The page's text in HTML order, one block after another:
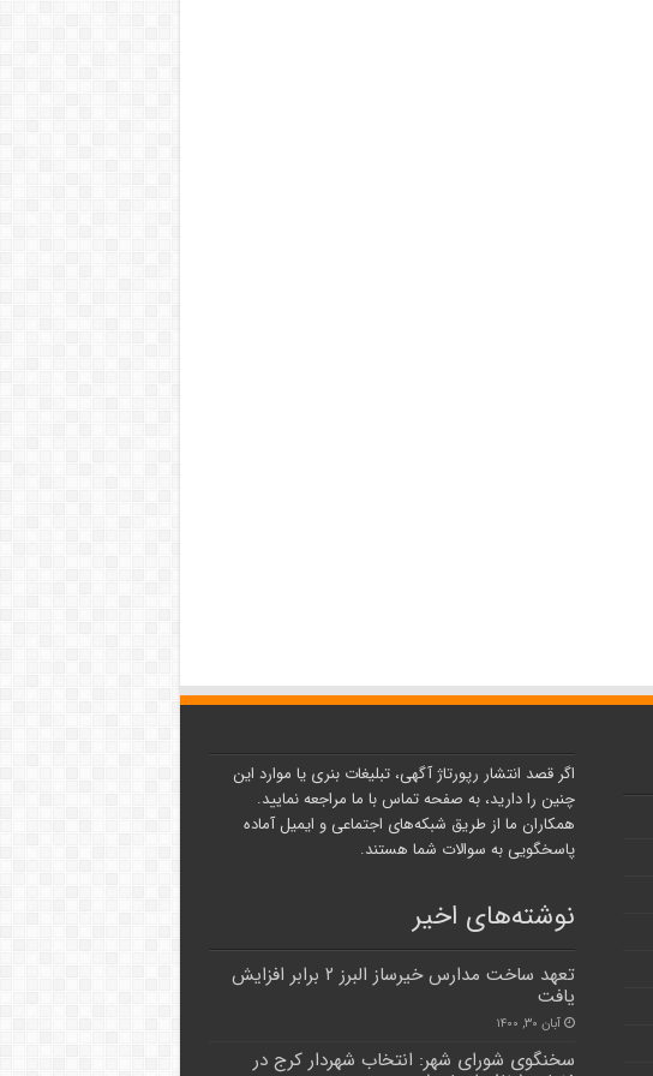
اگر قصد انتشار رپورتاژ آگهی، تبلیغات بنری یا موارد این
چنین را دارید، به صفحه تماس با ما مراجعه نمایید.
همکاران ما از طریق شبکه‌های اجتماعی و ایمیل آماده
پاسخگویی به سوالات شما هستند.
نوشته‌های اخیر
تعهد ساخت مدارس خیرساز البرز ۲ برابر افزایش
یافت
آبان ۳۰, ۱۴۰۰
سخنگوی شورای شهر: انتخاب شهردار کرج در